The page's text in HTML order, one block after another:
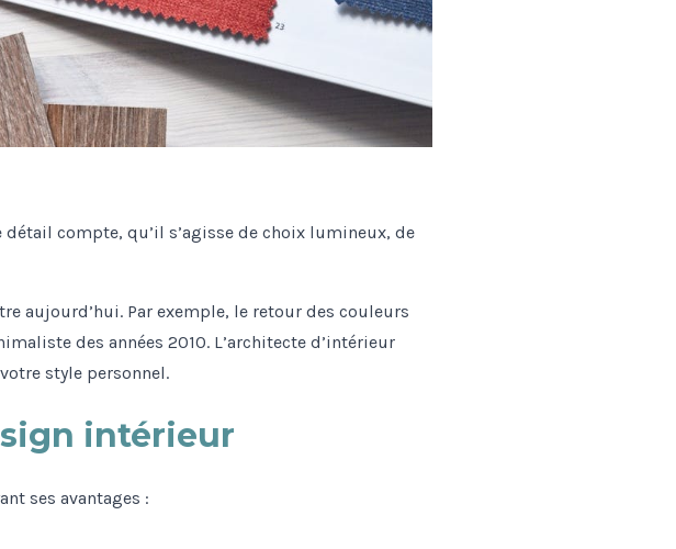
compte, qu’il s’agisse de choix lumineux, de
aujourd’hui. Par exemple, le retour des couleurs
des années 2010. L’architecte d’intérieur
style personnel.
intérieur
ses avantages :